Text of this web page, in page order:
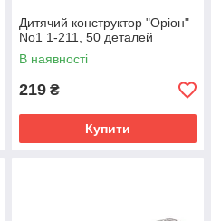
Дитячий конструктор "Оріон"
No1 1-211, 50 деталей
В наявності
219 ₴
Купити